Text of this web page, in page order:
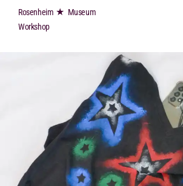
Rosenheim ★ Museum
Workshop